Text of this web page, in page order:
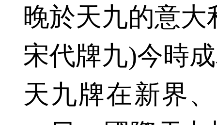
晚於天九的意
宋代牌九)今時
天九牌在新界